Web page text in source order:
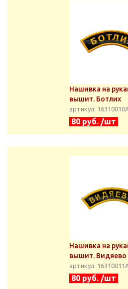
Нашивка на
вышит. Ботлих
артикул:
80 руб. /шт
Нашивка на
вышит. Видяево
артикул:
80 руб. /шт